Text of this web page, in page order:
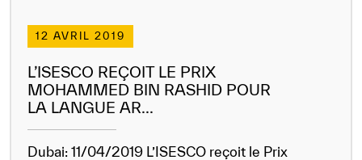
Bibliothèque Numérique de l’ICESCO
Musées et Expositions
Actualités et événements
Communiqués de presse
12 AVRIL 2019
L’ISESCO REÇOIT LE PRIX
MOHAMMED BIN RASHID POUR
LA LANGUE AR...
Dubai: 11/04/2019 L’ISESCO reçoit le Prix